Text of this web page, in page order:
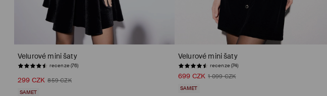
Velurové mini šaty
recenze (76)
299 CZK 859 CZK
SAMET
Velurové mini šaty
recenze (74)
699 CZK 1 099 CZK
SAMET